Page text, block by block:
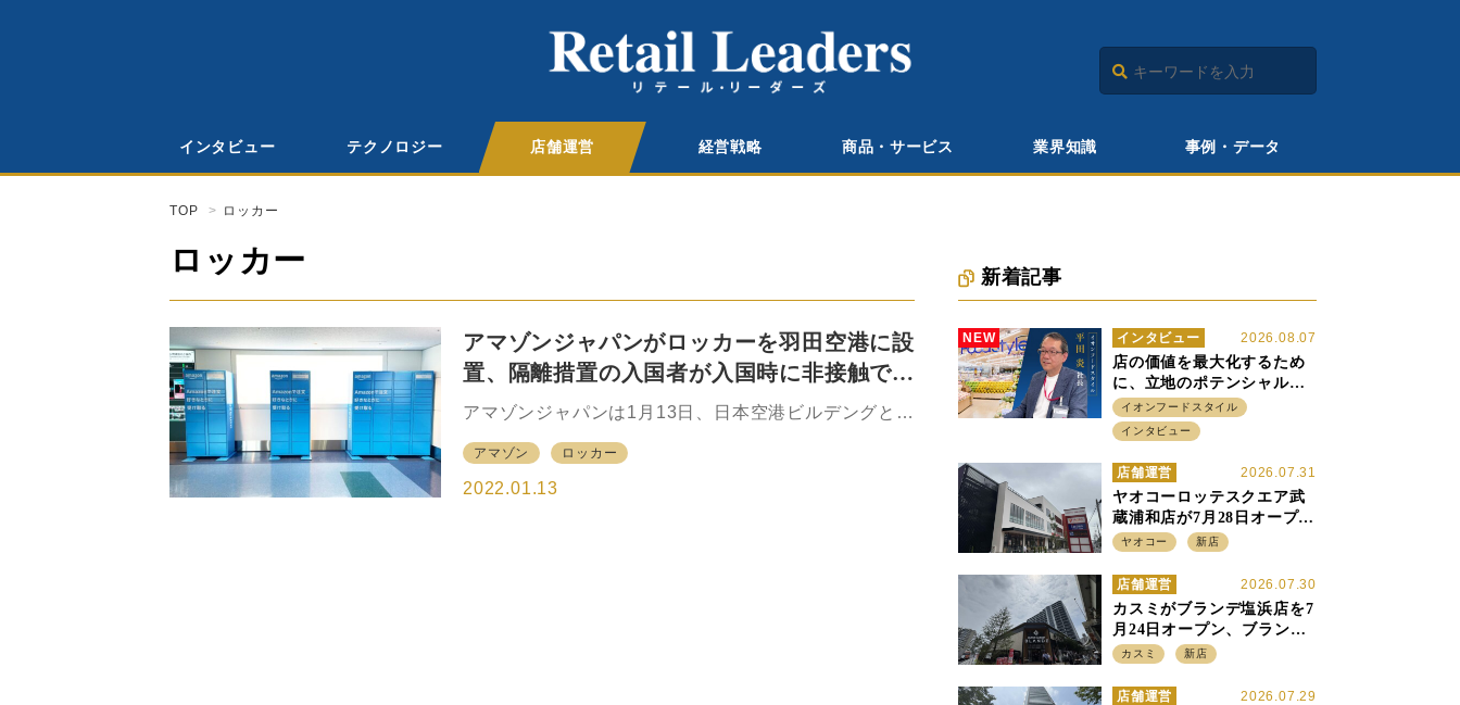
インタビュー テクノロジー 店舗運営 経営戦略 商品・サービス 業界知識 事例・データ
TOP ロッカー
ロッカー
アマゾンジャパンがロッカーを羽田空港に設
置、隔離措置の入国者が入国時に非接触で商
品受け取り
アマゾンジャパンは1月13日、日本空港ビルデングと東
田空港第3ターミナルに「Amazonロッカー」を3台設
置し、サービスを開始した。 現在、海外から日本に入
アマゾン ロッカー
2022.01.13
新着記事
NEW 2026.08.07
インタビュー
店の価値を最大化するため
に、立地のポテンシャルに
火をつける イオンフード
スタイル 平田 炎社長
イオンフードスタイル
インタビュー
2026.07.31
店舗運営
ヤオコーロッテスクエア武
蔵浦和店が7月28日オープ
ン、至近の惣菜繁盛店・武
すみ分け
ヤオコー 新店
2026.07.30
店舗運営
カスミがブランデ塩浜店を7
月24日オープン、ブランデ5
店目は生鮮、デリカ強化の
入れ
カスミ 新店
2026.07.29
店舗運営